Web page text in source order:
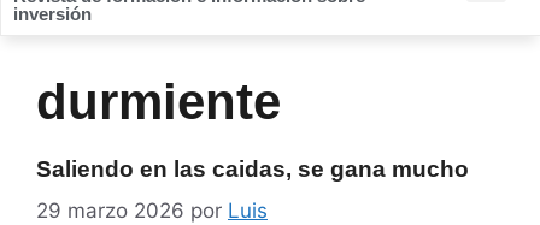
inversión
durmiente
Saliendo en las caidas, se gana mucho
29 marzo 2026 por Luis